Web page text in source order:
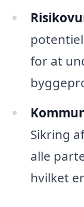
for at
Sikring
alle
hvilket